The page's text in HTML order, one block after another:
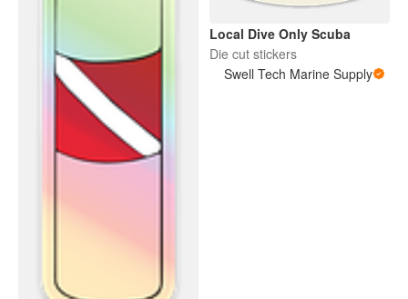
Local Dive Only Scuba
Die cut stickers
Swell Tech Marine Supply